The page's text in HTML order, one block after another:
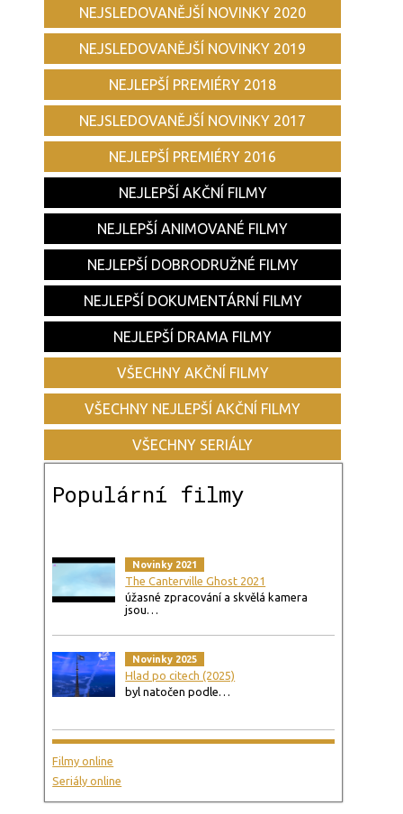
NEJSLEDOVANĚJŠÍ NOVINKY 2020
NEJSLEDOVANĚJŠÍ NOVINKY 2019
NEJLEPŠÍ PREMIÉRY 2018
NEJSLEDOVANĚJŠÍ NOVINKY 2017
NEJLEPŠÍ PREMIÉRY 2016
NEJLEPŠÍ AKČNÍ FILMY
NEJLEPŠÍ ANIMOVANÉ FILMY
NEJLEPŠÍ DOBRODRUŽNÉ FILMY
NEJLEPŠÍ DOKUMENTÁRNÍ FILMY
NEJLEPŠÍ DRAMA FILMY
VŠECHNY AKČNÍ FILMY
VŠECHNY NEJLEPŠÍ AKČNÍ FILMY
VŠECHNY SERIÁLY
Populární filmy
Novinky 2021
The Canterville Ghost 2021
úžasné zpracování a skvělá kamera
jsou…
Novinky 2025
Hlad po citech (2025)
byl natočen podle…
Filmy online
Seriály online